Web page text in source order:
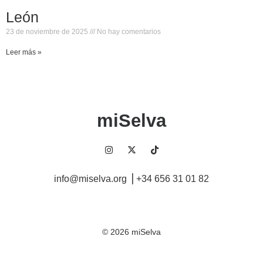
León
23 de noviembre de 2025 No hay comentarios
Leer más »
miSelva
info@miselva.org ⎥ +34 656 31 01 82
© 2026 miSelva